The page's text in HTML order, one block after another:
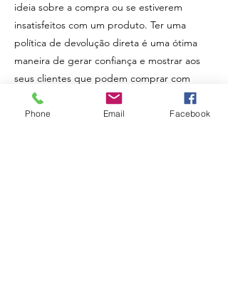
ideia sobre a compra ou se estiverem
insatisfeitos com um produto. Ter uma
política de devolução direta é uma ótima
maneira de gerar confiança e mostrar aos
seus clientes que podem comprar com
confiança.
Phone Email Facebook